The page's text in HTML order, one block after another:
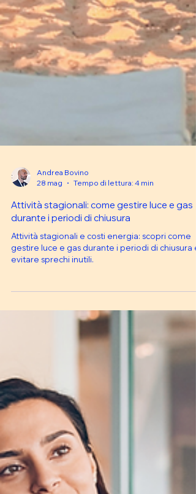
28 mag
Tempo di lettura: 4 min
Attività stagionali: come gestire luce e gas
durante i periodi di chiusura
Attività stagionali e costi energia: scopri come